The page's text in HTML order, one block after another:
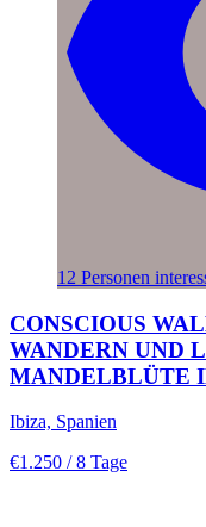
12 Personen
CONSCIOUS
WANDERN UND
MANDELBLÜTE
Ibiza, Spanien
€1.250 / 8 Tage